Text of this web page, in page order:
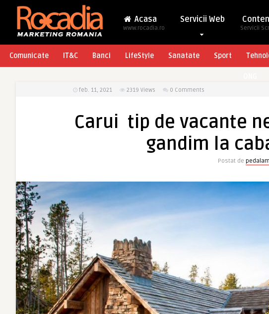
Acasa
www.rocadia.ro
Servicii Web
Servicii
Comunicate IT&C Banci LifeStyle Sanatate Sport
feb. 11, 2021 2319 Views 0 Comments
Carui tip de vacante
gandim la
Postat de